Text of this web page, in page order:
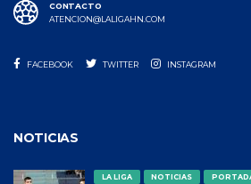
CONTACTO
ATENCION@LALIGAHN.COM
FACEBOOK TWITTER INSTAGRAM
NOTICIAS
LA LIGA NOTICIAS